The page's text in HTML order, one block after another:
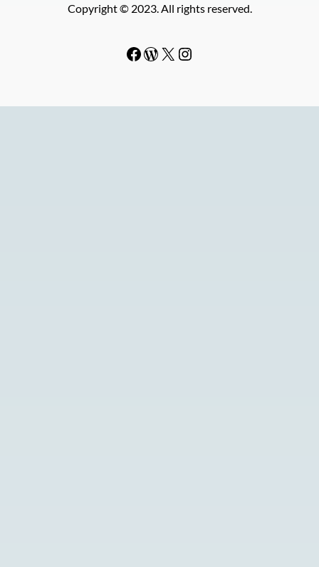
Copyright © 2023. All rights reserved.
Facebook WordPress # Instagram